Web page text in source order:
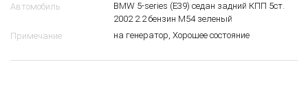
Автомобиль
BMW 5-series (E39) седан задний КПП 5ст.
2002 2.2 бензин M54 зеленый
Примечание
на генератор, Хорошее состояние